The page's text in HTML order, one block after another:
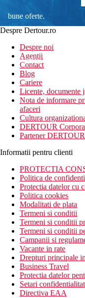
bune oferte.
newsletter!
Despre Dertour.ro
Despre noi
Agentii
Contact
Blog
Cariere
Licente, documente
Nota de informare
afaceri
Cultura
DERTOUR
Partener DERTOUR
Informatii pentru clienti
PROTECTIA
Politica de
Protectia datelor cu
Politica cookies
Modalitati de plata
Termeni si conditii
Termeni si conditii
Termeni si conditii
Campanii si
Vacante in rate
Drepturi principale
Business Travel
Protectia datelor
Setari
Directiva EAA